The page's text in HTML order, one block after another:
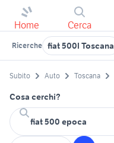
Home Cerca
Ricerche fiat 500l Toscana
Subito Auto Toscana
Cosa cerchi?